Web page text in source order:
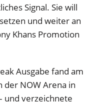
Signal. Sie will
und weiter an
Khans Promotion
Ausgabe fand am
der NOW Arena in
und verzeichnete